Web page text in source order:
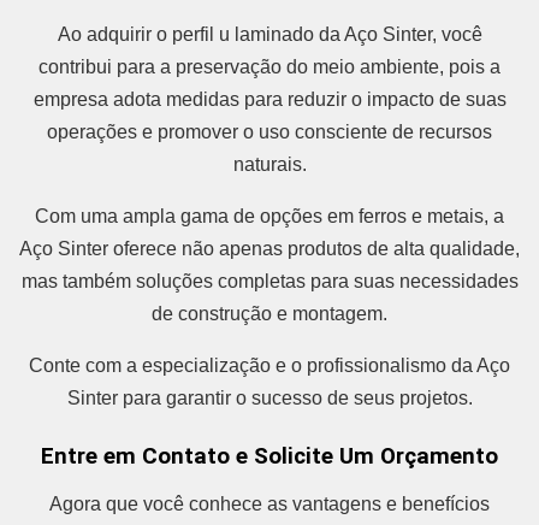
Ao adquirir o perfil u laminado da Aço Sinter, você
contribui para a preservação do meio ambiente, pois a
empresa adota medidas para reduzir o impacto de suas
operações e promover o uso consciente de recursos
naturais.
Com uma ampla gama de opções em ferros e metais, a
Aço Sinter oferece não apenas produtos de alta qualidade,
mas também soluções completas para suas necessidades
de construção e montagem.
Conte com a especialização e o profissionalismo da Aço
Sinter para garantir o sucesso de seus projetos.
Entre em Contato e Solicite Um Orçamento
Agora que você conhece as vantagens e benefícios